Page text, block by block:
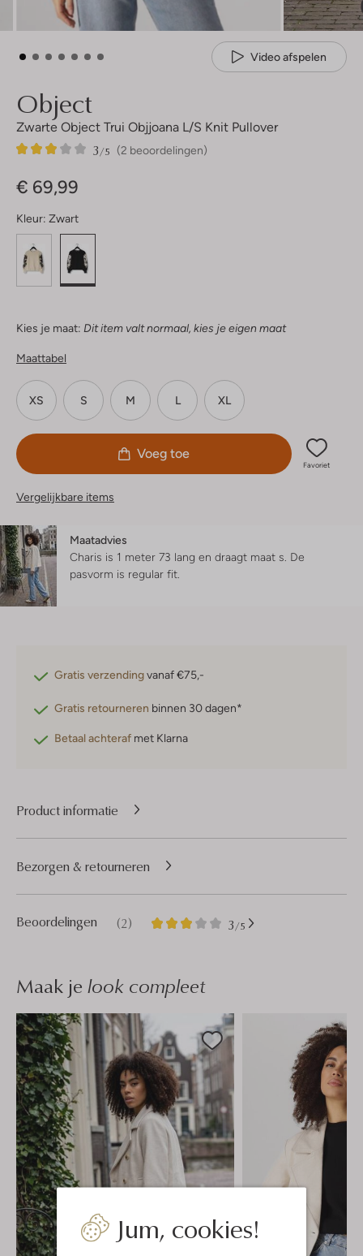
Jum, cookies!
Video afspelen
Object
Zwarte Object Trui Objjoana L/s Knit Pullover
(2 beoordelingen)
3/5
2
3
€ 69,99
Kleur: Zwart
Kies je maat: Dit item valt normaal, kies je eigen maat
Maattabel
XS S M L XL
Voeg toe
Favoriet
Vergelijkbare items
Maatadvies
Charis is 1 meter 73 lang en draagt maat s. De
pasvorm is regular fit
Gratis verzendingvanaf €75,-
Gratis retourneren binnen 30 dagen*
Betaal achteraf met Klarna
Product informatie
Beoordelingen (2) 3/5
2
3
Bezorgen & retourneren
Maak je look compleet